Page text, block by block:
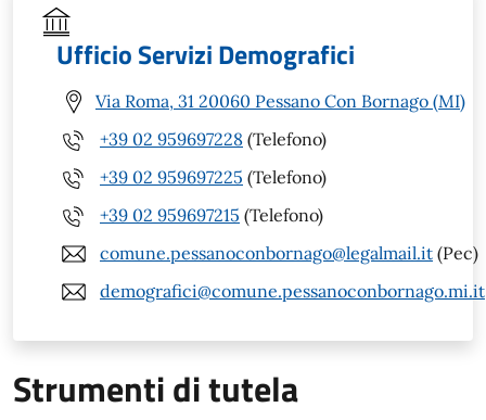
Ufficio Servizi Demografici
Via Roma, 31 20060 Pessano Con Bornago (MI)
+39 02 959697228 (Telefono)
+39 02 959697225 (Telefono)
+39 02 959697215 (Telefono)
comune.pessanoconbornago@legalmail.it (Pec)
demografici@comune.pessanoconbornago.mi.it
Strumenti di tutela